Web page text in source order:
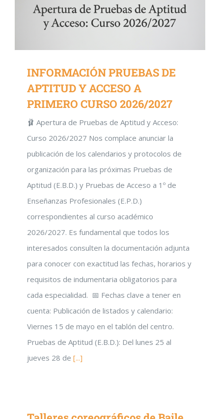
INFORMACIÓN PRUEBAS DE
APTITUD Y ACCESO A
PRIMERO CURSO 2026/2027
🩰 Apertura de Pruebas de Aptitud y Acceso:
Curso 2026/2027 Nos complace anunciar la
publicación de los calendarios y protocolos de
organización para las próximas Pruebas de
Aptitud (E.B.D.) y Pruebas de Acceso a 1º de
Enseñanzas Profesionales (E.P.D.)
correspondientes al curso académico
2026/2027. Es fundamental que todos los
interesados consulten la documentación adjunta
para conocer con exactitud las fechas, horarios y
requisitos de indumentaria obligatorios para
cada especialidad. 📅 Fechas clave a tener en
cuenta: Publicación de listados y calendario:
Viernes 15 de mayo en el tablón del centro.
Pruebas de Aptitud (E.B.D.): Del lunes 25 al
jueves 28 de [...]